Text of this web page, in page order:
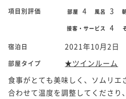
項目別評価 部屋 4 風呂 3
接客・サービス 4
宿泊日 2021年10月2日
部屋タイプ
★ツインルーム
食事がとても美味しく、ソムリエ
合わせて温度を調整してくださり